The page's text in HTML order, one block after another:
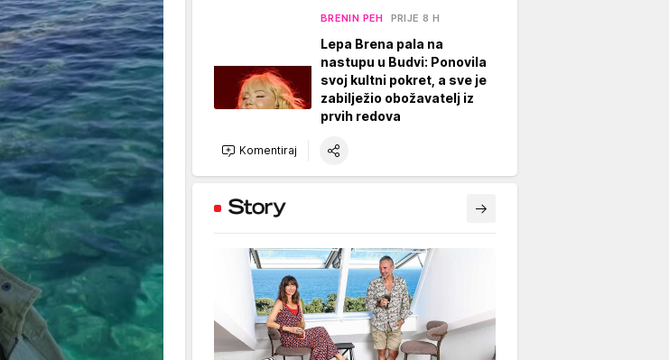
BRENIN PEH PRIJE 8 H
Lepa Brena pala na
nastupu u Budvi: Ponovila
svoj kultni pokret, a sve je
zabilježio obožavatelj iz
prvih redova
Komentiraj